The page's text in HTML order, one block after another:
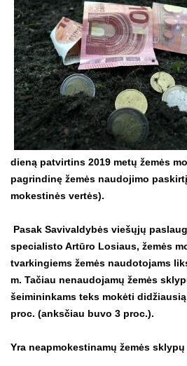
dieną patvirtins 2019 metų žemės
pagrindinę žemės naudojimo
mokestinės vertės).
Pasak Savivaldybės viešųjų
specialisto Artūro Losiaus, žemės
tvarkingiems žemės naudotojams
m. Tačiau nenaudojamų žemės
šeimininkams teks mokėti
proc. (anksčiau buvo 3 proc.).
Yra neapmokestinamų žemės sklypų